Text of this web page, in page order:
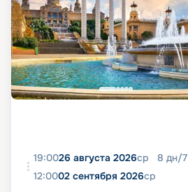
19:0026 августа 2026ср 8 дн/7
12:0002 сентября 2026ср